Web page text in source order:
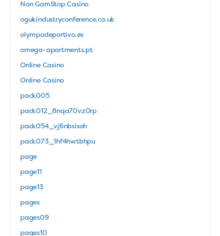
Non GamStop Casino
ogukindustryconference.co.uk
olympodeportivo.es
omega-apartments.pt
Online Casino
Online Casino
pack005
pack012_8nqa70vz0rp
pack054_vj6nbsisoh
pack073_1hf4hwtbhpu
page
page11
page13
pages
pages09
pages10